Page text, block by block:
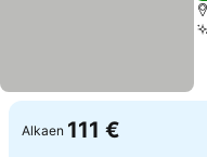
Alkaen 111 €